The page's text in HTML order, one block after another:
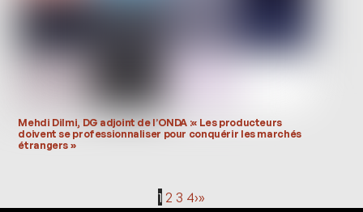
Mehdi Dilmi, DG adjoint de l’ONDA :« Les producteurs
doivent se professionnaliser pour conquérir les marchés
étrangers »
1 2 3 4›»